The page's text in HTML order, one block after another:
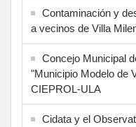
Contaminación y
a vecinos de Villa
Concejo Municipal
"Municipio Modelo de
CIEPROL-ULA
Cidata y el